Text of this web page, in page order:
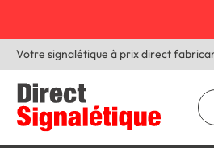
Votre signalétique à prix direct